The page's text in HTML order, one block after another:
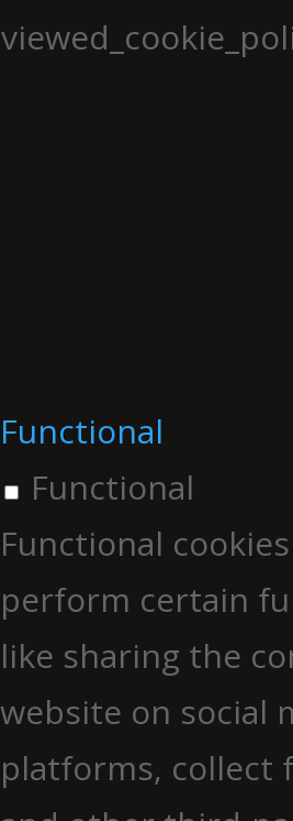
Functional
Functional
Functional
perform certain
like sharing the
website on social
platforms, collect